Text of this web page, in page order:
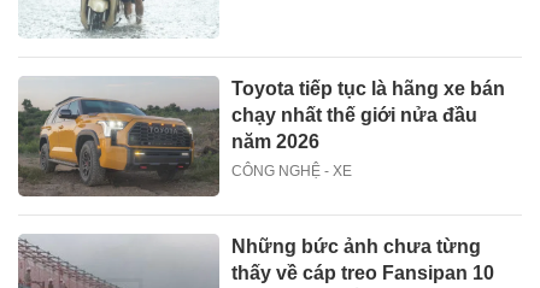
Toyota tiếp tục là hãng xe bán
chạy nhất thế giới nửa đầu
năm 2026
CÔNG NGHỆ - XE
Những bức ảnh chưa từng
thấy về cáp treo Fansipan 10